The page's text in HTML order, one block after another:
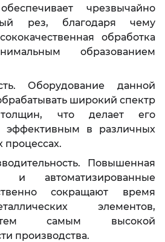
чрезвычайно
рез, благодаря чему
обработка
образованием
Оборудование данной
широкий спектр
что делает его
эффективным в различных
процессах.
Повышенная
и автоматизированные
сокращают время
элементов,
тем самым высокой
производства.